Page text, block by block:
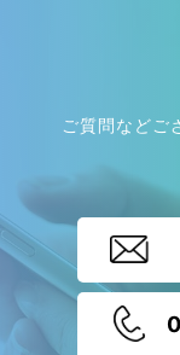
ご質問などご